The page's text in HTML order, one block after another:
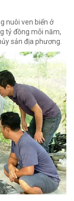
nuôi ven biển ở
tỷ đồng mỗi năm,
sản địa phương.